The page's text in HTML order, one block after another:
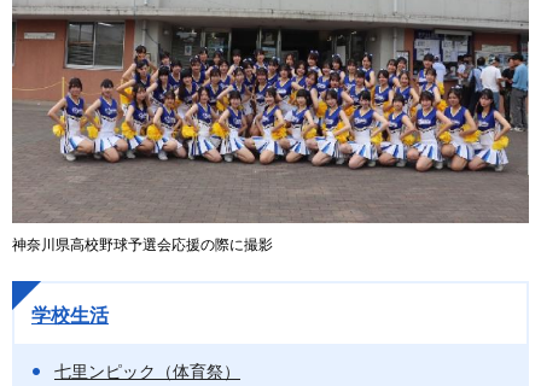
神奈川県高校野球予選会応援の際に撮影
学校生活
七里ンピック（体育祭）